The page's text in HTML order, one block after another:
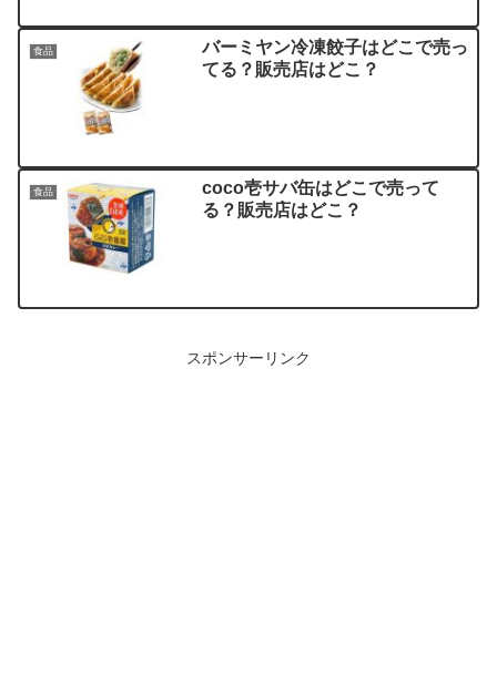
食品
バーミヤン冷凍餃子はどこで売っ
てる？販売店はどこ？
食品
coco壱サバ缶はどこで売って
る？販売店はどこ？
スポンサーリンク